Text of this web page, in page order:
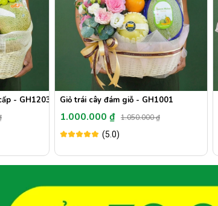
Giỏ trái cây quà tặng cao cấp - GH1203 Giỏ trái cây đám giỗ - GH1001
1.000.000 ₫ 1.050.000 ₫
(5.0)